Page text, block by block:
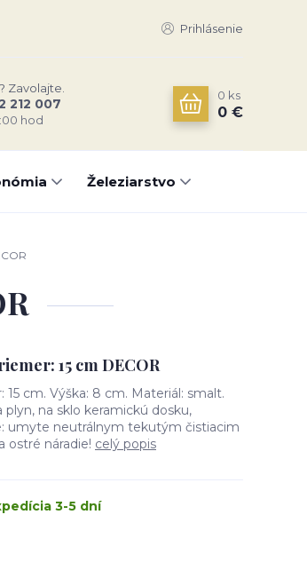
Prihlásenie
Zavolajte.
212 007
hod
0 ks
0 €
Železiarstvo
15 cm DECOR
cm. Výška: 8 cm. Materiál: smalt.
na sklo keramickú dosku,
umyte neutrálnym tekutým čistiacim
ostré náradie! celý popis
3-5 dní